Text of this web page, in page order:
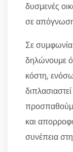
δυσμενές
σε
Σε
δηλώνουμε
κόστη,
και
συνέπεια